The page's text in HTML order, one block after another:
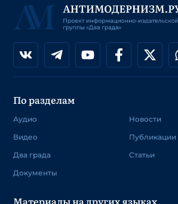
По разделам
Аудио
Видео
Два града
Документы
Новости
Публикации
Статьи
Материалы на других языках